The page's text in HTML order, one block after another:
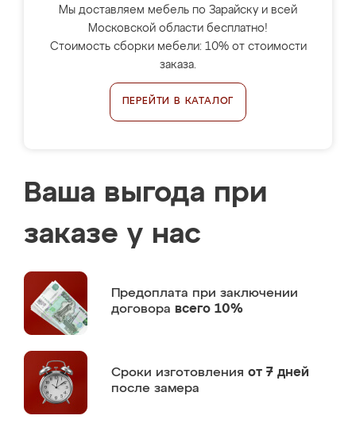
Мы доставляем мебель по Зарайску и всей
Московской области бесплатно!
Стоимость сборки мебели: 10% от стоимости
заказа.
ПЕРЕЙТИ В КАТАЛОГ
Ваша выгода при
заказе у нас
Предоплата при заключении
договора всего 10%
Сроки изготовления от 7 дней
после замера